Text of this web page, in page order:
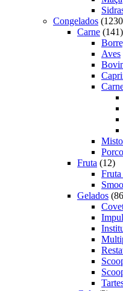
Congelados 1230
Carne 141
Aves
Fruta 1212
Gelados 86